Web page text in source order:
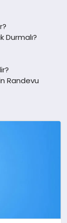
Durmalı?
Randevu